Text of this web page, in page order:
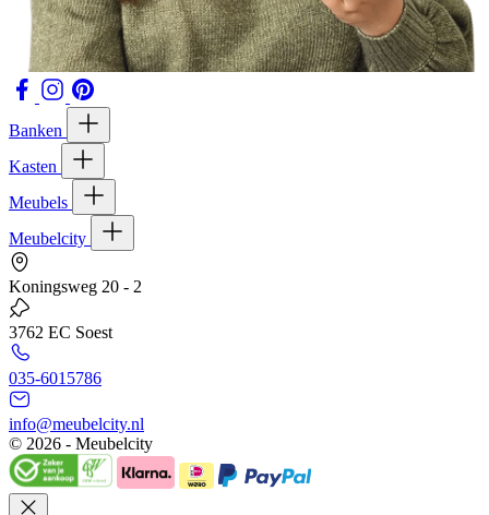
Banken
Kasten
Meubels
Meubelcity
Koningsweg 20 - 2
3762 EC Soest
035-6015786
info@meubelcity.nl
© 2026 - Meubelcity